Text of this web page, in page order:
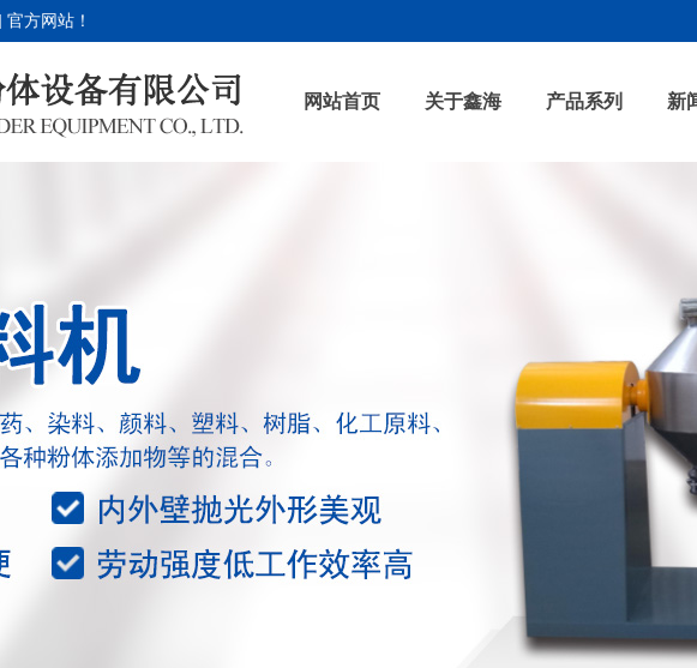
方网站！
网站首页 关于鑫海 产品系列 新